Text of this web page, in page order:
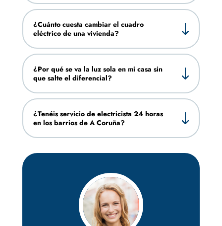
¿Cuánto cuesta cambiar el cuadro
eléctrico de una vivienda?
¿Por qué se va la luz sola en mi casa sin
que salte el diferencial?
¿Tenéis servicio de electricista 24 horas
en los barrios de A Coruña?